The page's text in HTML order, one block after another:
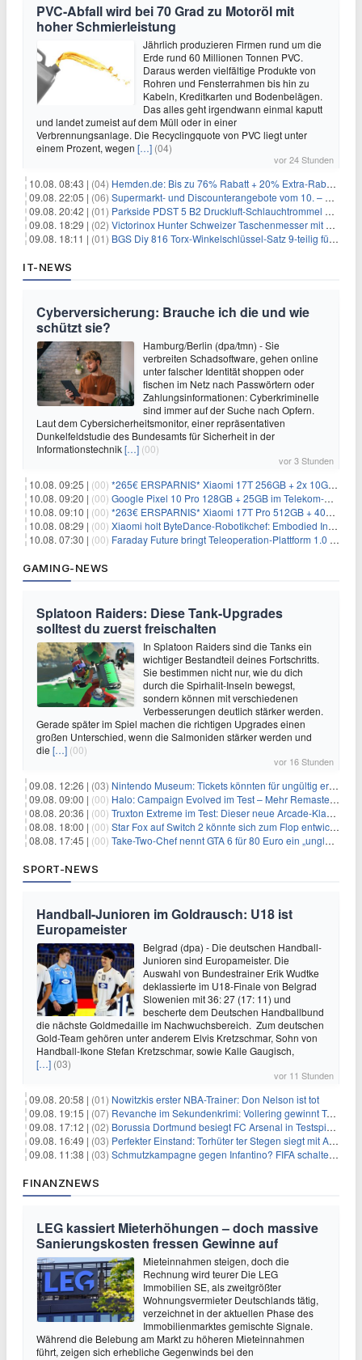
PVC-Abfall wird bei 70 Grad zu Motoröl mit
hoher Schmierleistung
Jährlich produzieren Firmen rund um die
Erde rund 60 Millionen Tonnen PVC.
Daraus werden vielfältige Produkte von
Rohren und Fensterrahmen bis hin zu
Kabeln, Kreditkarten und Bodenbelägen.
Das alles geht irgendwann einmal kaputt
und landet zumeist auf dem Müll oder in einer
Verbrennungsanlage. Die Recyclingquote von PVC liegt unter
einem Prozent, wegen […] (04)
vor 24 Stunden
10.08. 08:43 | (04) Hemden.de: Bis zu 76% Rabatt + 20% Extra-Rabatt auf ALLE Hemden
09.08. 22:05 | (06) Supermarkt- und Discounterangebote vom 10. – 15.08.2026
09.08. 20:42 | (01) Parkside PDST 5 B2 Druckluft-Schlauchtrommel mit 10 m Schlauch für 25,94€
09.08. 18:29 | (02) Victorinox Hunter Schweizer Taschenmesser mit 12 Funktionen für 43,99€
09.08. 18:11 | (01) BGS Diy 816 Torx-Winkelschlüssel-Satz 9-teilig für 6,45€
IT-NEWS
Cyberversicherung: Brauche ich die und wie
schützt sie?
Hamburg/Berlin (dpa/tmn) - Sie
verbreiten Schadsoftware, gehen online
unter falscher Identität shoppen oder
fischen im Netz nach Passwörtern oder
Zahlungsinformationen: Cyberkriminelle
sind immer auf der Suche nach Opfern.
Laut dem Cybersicherheitsmonitor, einer repräsentativen
Dunkelfeldstudie des Bundesamts für Sicherheit in der
Informationstechnik[…] (00)
vor 3 Stunden
10.08. 09:25 | (00) *265€ ERSPARNIS* Xiaomi 17T 256GB + 2x 10GB im o2-Netz für ~9,98€/Monat
10.08. 09:20 | (00) Google Pixel 10 Pro 128GB + 25GB im Telekom-Netz für ~24,99€/Monat (effektiv -9,85€/Monat)
10.08. 09:10 | (00) *263€ ERSPARNIS* Xiaomi 17T Pro 512GB + 40GB im o2-Netz für 14,99€/Monat
10.08. 08:29 | (00) Xiaomi holt ByteDance-Robotikchef: Embodied Intelligence rückt in den Fokus
10.08. 07:30 | (00) Faraday Future bringt Teleoperation-Plattform 1.0 für Multi-Roboter-Koordination
GAMING-NEWS
Splatoon Raiders: Diese Tank-Upgrades
solltest du zuerst freischalten
In Splatoon Raiders sind die Tanks ein
wichtiger Bestandteil deines Fortschritts.
Sie bestimmen nicht nur, wie du dich
durch die Spirhalit-Inseln bewegst,
sondern können mit verschiedenen
Verbesserungen deutlich stärker werden.
Gerade später im Spiel machen die richtigen Upgrades einen
großen Unterschied, wenn die Salmoniden stärker werden und
die […] (00)
vor 16 Stunden
09.08. 12:26 | (03) Nintendo Museum: Tickets könnten für ungültig erklärt werden!
09.08. 09:00 | (00) Halo: Campaign Evolved im Test – Mehr Remaster als Remake
08.08. 20:36 | (00) Truxton Extreme im Test: Dieser neue Arcade-Klassiker verzeiht dir gar nichts
08.08. 18:00 | (00) Star Fox auf Switch 2 könnte sich zum Flop entwickeln
08.08. 17:45 | (00) Take-Two-Chef nennt GTA 6 für 80 Euro ein „unglaubliches Schnäppchen“
SPORT-NEWS
Handball-Junioren im Goldrausch: U18 ist
Europameister
Belgrad (dpa) - Die deutschen Handball-
Junioren sind Europameister. Die
Auswahl von Bundestrainer Erik Wudtke
deklassierte im U18-Finale von Belgrad
Slowenien mit 36: 27 (17: 11) und
bescherte dem Deutschen Handballbund
die nächste Goldmedaille im Nachwuchsbereich. Zum deutschen
Gold-Team gehören unter anderem Elvis Kretzschmar, Sohn von
Handball-Ikone Stefan Kretzschmar, sowie Kalle Gaugisch,
[…] (03)
vor 11 Stunden
09.08. 20:58 | (01) Nowitzkis erster NBA-Trainer: Don Nelson ist tot
09.08. 19:15 | (07) Revanche im Sekundenkrimi: Vollering gewinnt Tour
09.08. 17:12 | (02) Borussia Dortmund besiegt FC Arsenal in Testspiel mit 3:2
09.08. 16:49 | (03) Perfekter Einstand: Torhüter ter Stegen siegt mit Ajax
09.08. 11:38 | (03) Schmutzkampagne gegen Infantino? FIFA schaltet auf Angriff
FINANZNEWS
LEG kassiert Mieterhöhungen – doch massive
Sanierungskosten fressen Gewinne auf
Mieteinnahmen steigen, doch die
Rechnung wird teurer Die LEG
Immobilien SE, als zweitgrößter
Wohnungsvermieter Deutschlands tätig,
verzeichnet in der aktuellen Phase des
Immobilienmarktes gemischte Signale.
Während die Belebung am Markt zu höheren Mieteinnahmen
führt, zeigen sich erhebliche Gegenwinds bei den